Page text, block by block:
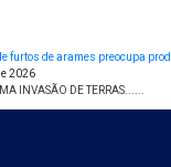
furtos de arames preocupa
2026
INVASÃO DE TERRAS......